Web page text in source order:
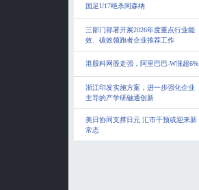
国足U17绝杀阿森纳
三部门部署开展2026年度重点行业能
效、碳效领跑者企业推荐工作
港股科网股走强，阿里巴巴-W涨超6%
浙江印发实施方案，进一步强化企业
主导的产学研融通创新
美日协同支撑日元 汇市干预或迎来新
常态